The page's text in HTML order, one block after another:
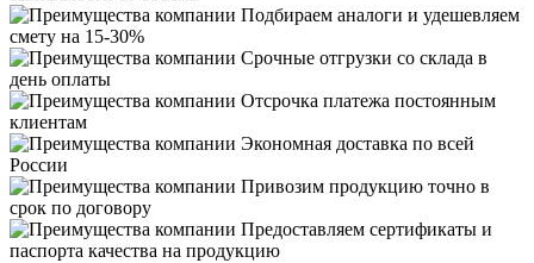
Подбираем аналоги и удешевляем
смету на 15-30%
Срочные отгрузки со склада в
день оплаты
Отсрочка платежа постоянным
клиентам
Экономная доставка по всей
России
Привозим продукцию точно в
срок по договору
Предоставляем сертификаты и
паспорта качества на продукцию